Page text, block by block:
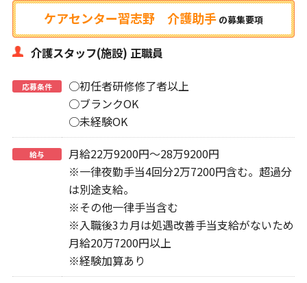
ケアセンター習志野 介護助手 の募集要項
介護スタッフ(施設) 正職員
応募条件
○初任者研修修了者以上
○ブランクOK
○未経験OK
給与
月給22万9200円～28万9200円
※一律夜勤手当4回分2万7200円含む。超過分
は別途支給。
※その他一律手当含む
※入職後3カ月は処遇改善手当支給がないため
月給20万7200円以上
※経験加算あり